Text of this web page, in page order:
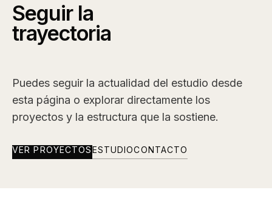
Seguir la
trayectoria
Puedes seguir la actualidad del estudio desde
esta página o explorar directamente los
proyectos y la estructura que la sostiene.
VER PROYECTOSESTUDIOCONTACTO